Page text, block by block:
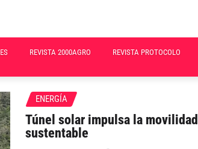
REVISTA 2000AGRO REVISTA PROTOCOLO
ENERGÍA
Túnel solar impulsa la movilidad
sustentable